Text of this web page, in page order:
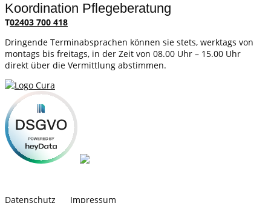
Koordination Pflegeberatung
T02403 700 418
Dringende Terminabsprachen können sie stets, werktags von
montags bis freitags, in der Zeit von 08.00 Uhr – 15.00 Uhr
direkt über die Vermittlung abstimmen.
Datenschutz Impressum